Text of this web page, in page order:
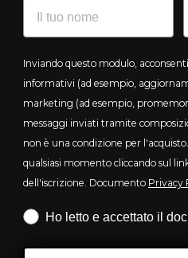
Inviando questo modulo,
informativi (ad esempio,
marketing (ad esempio,
messaggi inviati tramite
non è una condizione per
qualsiasi momento cliccando sul
dell'iscrizione. Documento Privacy
Iscrizione obbligatoria
Ho letto e accettato il